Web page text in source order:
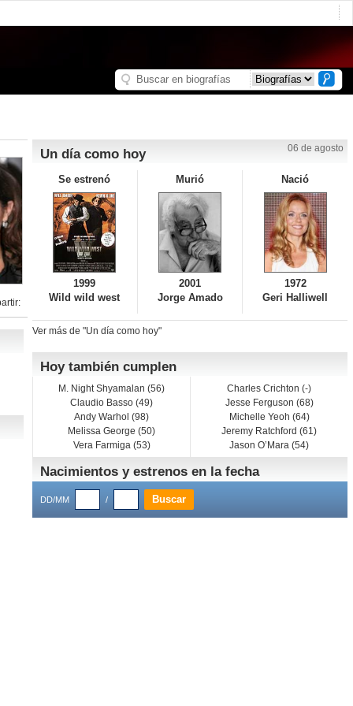
Un día como hoy 06 de agosto
Se estrenó
1999
Wild wild west
Murió
2001
Jorge Amado
Nació
1972
Geri Halliwell
Ver más de "Un día como hoy"
Hoy también cumplen
M. Night Shyamalan (56)
Claudio Basso (49)
Andy Warhol (98)
Melissa George (50)
Vera Farmiga (53)
Charles Crichton (-)
Jesse Ferguson (68)
Michelle Yeoh (64)
Jeremy Ratchford (61)
Jason O’Mara (54)
Nacimientos y estrenos en la fecha
DD/MM /